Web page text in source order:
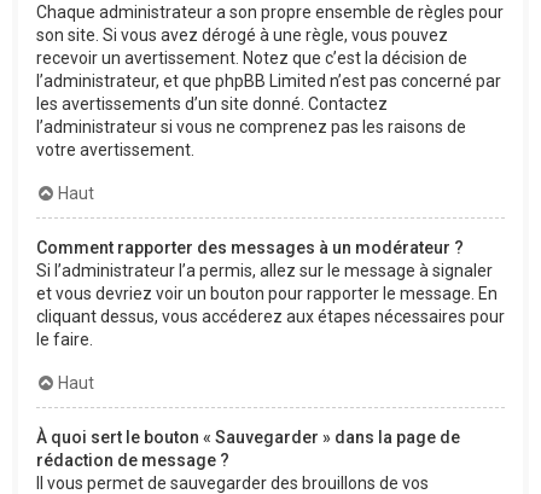
Chaque administrateur a son propre ensemble de règles pour
son site. Si vous avez dérogé à une règle, vous pouvez
recevoir un avertissement. Notez que c’est la décision de
l’administrateur, et que phpBB Limited n’est pas concerné par
les avertissements d’un site donné. Contactez
l’administrateur si vous ne comprenez pas les raisons de
votre avertissement.
Haut
Comment rapporter des messages à un modérateur ?
Si l’administrateur l’a permis, allez sur le message à signaler
et vous devriez voir un bouton pour rapporter le message. En
cliquant dessus, vous accéderez aux étapes nécessaires pour
le faire.
Haut
À quoi sert le bouton « Sauvegarder » dans la page de
rédaction de message ?
Il vous permet de sauvegarder des brouillons de vos